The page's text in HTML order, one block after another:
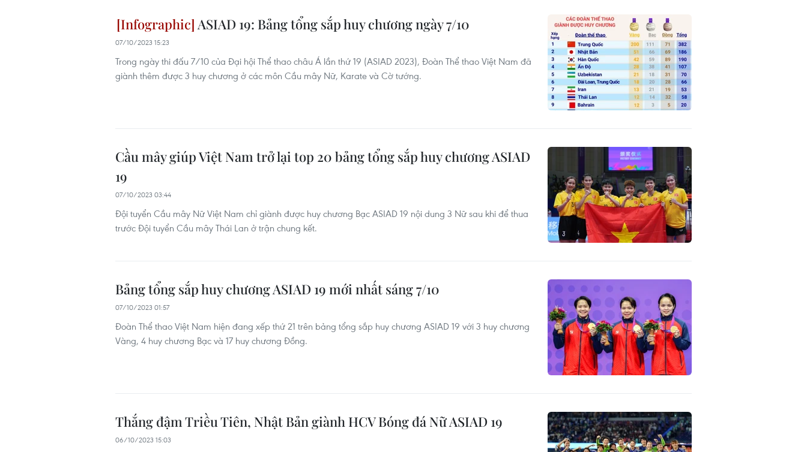
ASIAD 19: Bảng tổng sắp huy chương ngày 7/10
07/10/2023 15:23
Trong ngày thi đấu 7/10 của Đại hội Thể thao châu Á lần thứ 19 (ASIAD 2023), Đoàn Thể thao Việt Nam đã
giành thêm được 3 huy chương ở các môn Cầu mây Nữ, Karate và Cờ tướng.
Cầu mây giúp Việt Nam trở lại top 20 bảng tổng sắp huy chương ASIAD
19
07/10/2023 03:44
Đội tuyển Cầu mây Nữ Việt Nam chỉ giành được huy chương Bạc ASIAD 19 nội dung 3 Nữ sau khi để thua
trước Đội tuyển Cầu mây Thái Lan ở trận chung kết.
Bảng tổng sắp huy chương ASIAD 19 mới nhất sáng 7/10
07/10/2023 01:57
Đoàn Thể thao Việt Nam hiện đang xếp thứ 21 trên bảng tổng sắp huy chương ASIAD 19 với 3 huy chương
Vàng, 4 huy chương Bạc và 17 huy chương Đồng.
Thắng đậm Triều Tiên, Nhật Bản giành HCV Bóng đá Nữ ASIAD 19
06/10/2023 15:03